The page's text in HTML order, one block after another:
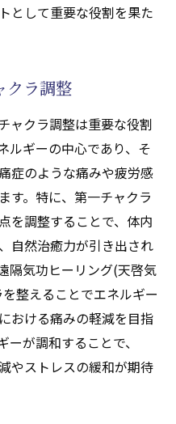
として重要な役割を果た
クラ調整
ャクラ調整は重要な役割
ルギーの中心であり、そ
症のような痛みや疲労感
す。特に、第一チャクラ
を調整することで、体内
自然治癒力が引き出され
隔気功ヒーリング(天啓気
整えることでエネルギー
おける痛みの軽減を目指
が調和することで、
やストレスの緩和が期待